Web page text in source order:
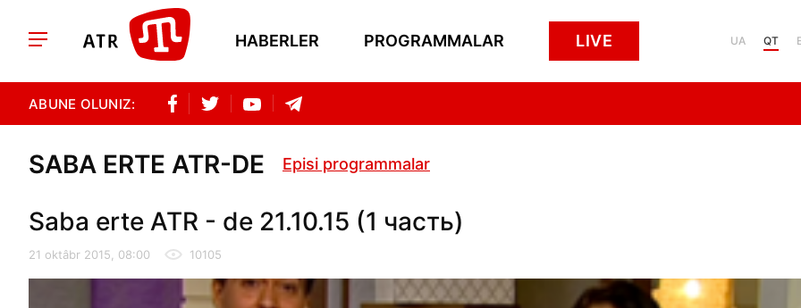
HABERLER PROGRAMMALAR LIVE UA QT
ABUNE OLUNIZ:
SABA ERTE ATR-DE Episi programmalar
Saba erte ATR - de 21.10.15 (1 часть)
21 oktâbr 2015, 08:00 10105